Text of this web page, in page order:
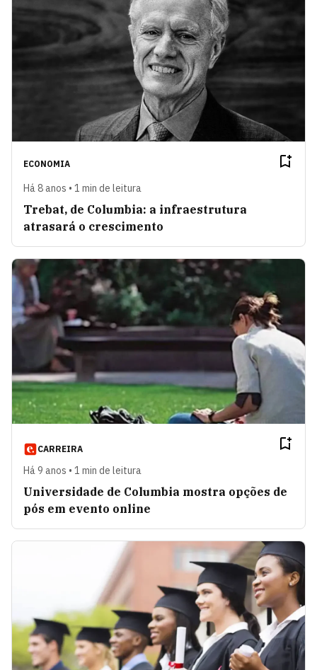
ECONOMIA
Há 8 anos • 1 min de leitura
Trebat, de Columbia: a infraestrutura
atrasará o crescimento
CARREIRA
Há 9 anos • 1 min de leitura
Universidade de Columbia mostra opções de
pós em evento online